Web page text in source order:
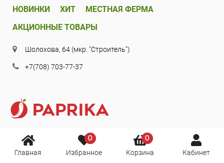
Главная
0
Избранное
0
Корзина Кабинет
НОВИНКИ ХИТ
МЕСТНАЯ ФЕРМА
АКЦИОННЫЕ ТОВАРЫ
Шолохова, 64 (мкр. "Строитель")
+7(708) 703-77-37